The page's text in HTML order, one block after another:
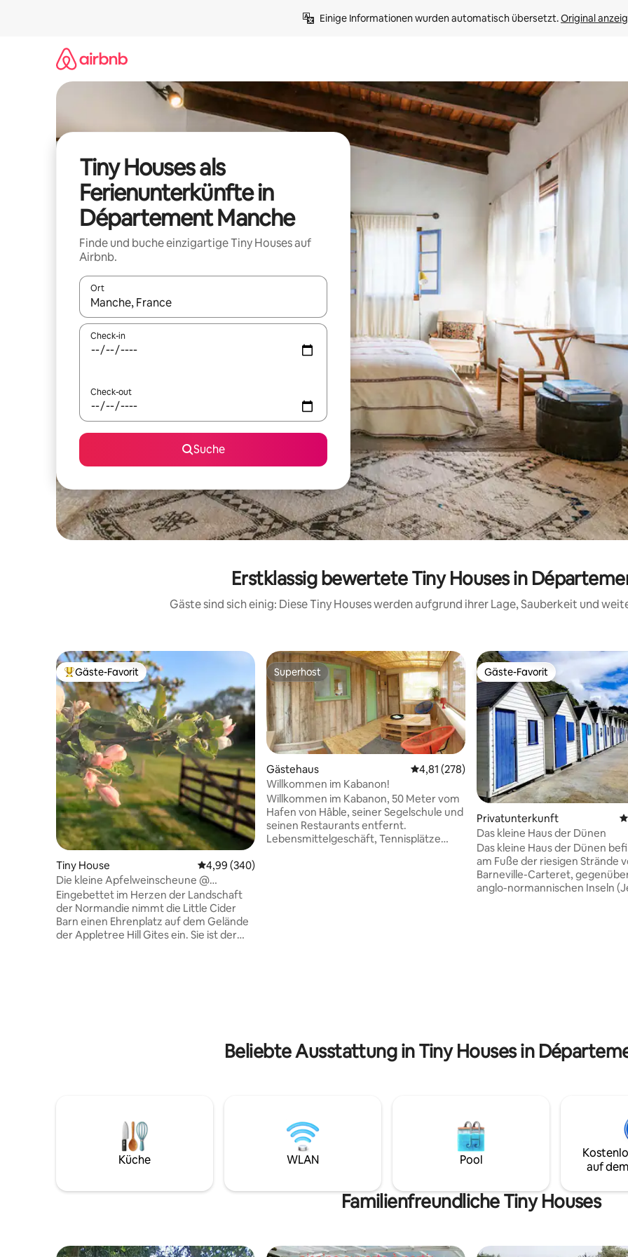
Einige Informationen wurden automatisch übersetzt. Original
Tiny Houses als
Ferienunterkünfte in
Département Manche
Finde und buche einzigartige Tiny Houses auf
Airbnb.
Ort
Wenn Ergebnisse verfügbar sind, navigiere mit den Pfeiltasten nach oben und unten oder erkunde die Ergebnisse
Check-in
Check-out
Suche
Erstklassig bewertete Tiny Houses in
Gäste sind sich einig: Diese Tiny Houses werden aufgrund ihrer Lage, Sauberkeit und
Beliebter Gäste-Favorit.
Gäste-Favorit
Tiny House Durchschnittliche Bewertung: 4,99 von 5, 340 Bewertungen
4,99 (340)
Die kleine Apfelweinscheune @
Apfelbaumhügel
Eingebettet im Herzen der Landschaft
der Normandie nimmt die Little Cider
Barn einen Ehrenplatz auf dem Gelände
der Appletree Hill Gites ein. Sie ist der
weniger als eine Stunde vom Mont St
Superhost
Superhost
Gästehaus Durchschnittliche Bewertung: 4,81 von 5,
4,81 (278)
Willkommen im Kabanon!
Willkommen im Kabanon, 50 Meter vom
Hafen von Hâble, seiner Segelschule und
seinen Restaurants entfernt.
Lebensmittelgeschäft, Tennisplätze
Gäste-Favorit
Gäste-Favorit
Privatunterkunft
Das kleine Haus der Dünen
Das kleine Haus der Dünen
am Fuße der riesigen Strände
Barneville-Carteret,
anglo-normannischen Inseln
Beliebte Ausstattung in Tiny Houses in
Küche WLAN Pool
auf
Familienfreundliche Tiny Houses